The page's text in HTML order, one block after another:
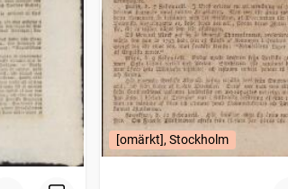
[omärkt], Stockholm